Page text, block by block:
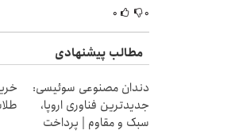
۰ ۰
مطالب پیشنهادی
دندان مصنوعی سوئیسی:
جدیدترین فناوری اروپا،
سبک و مقاوم | پرداخت